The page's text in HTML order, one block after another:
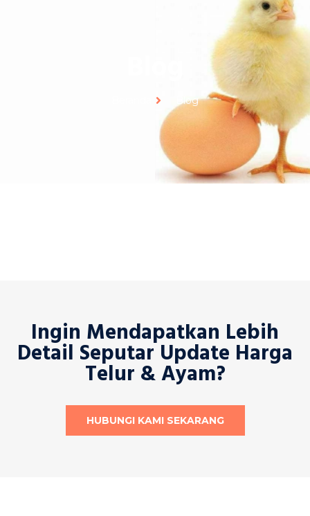
Blog
Ingin Mendapatkan Lebih
Detail Seputar Update Harga
Telur & Ayam?
HUBUNGI KAMI SEKARANG